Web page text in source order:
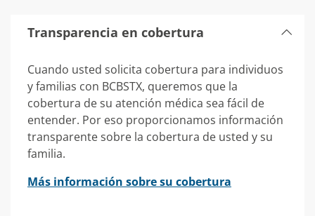
Transparencia en cobertura
Cuando usted solicita cobertura para individuos
y familias con BCBSTX, queremos que la
cobertura de su atención médica sea fácil de
entender. Por eso proporcionamos información
transparente sobre la cobertura de usted y su
familia.
Más información sobre su cobertura